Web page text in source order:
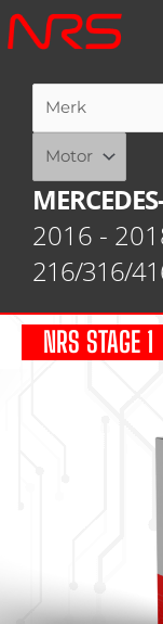
Ga
naar
2016 -
216/316/
NRS STAGE 1